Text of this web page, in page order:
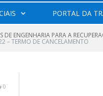
PORTAL DA
ENGENHARIA PARA A
– TERMO DE CANCELAMENTO
0